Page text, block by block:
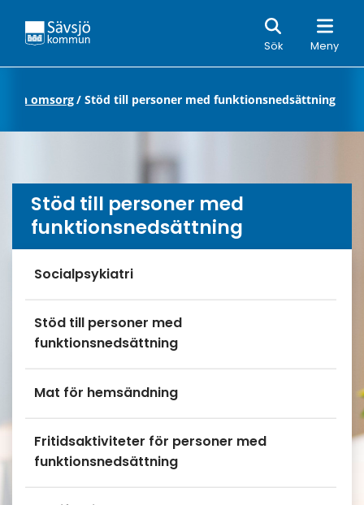
Sök Meny
Sök
och omsorg/ Stöd till personer med funktionsnedsättning
Stöd till personer med
funktionsnedsättning
Socialpsykiatri
Stöd till personer med
funktionsnedsättning
Mat för hemsändning
Fritidsaktiviteter för personer med
funktionsnedsättning